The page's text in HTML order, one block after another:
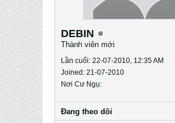
DEBIN
Thành viên mới
Lần cuối: 22-07-2010, 12:35 AM
Joined: 21-07-2010
Nơi Cư Ngụ:
Ðang theo dõi